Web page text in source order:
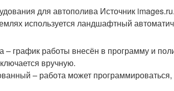
для автополива Источник
используется ландшафтный
– график работы внесён в программу и
вручную.
– работа может